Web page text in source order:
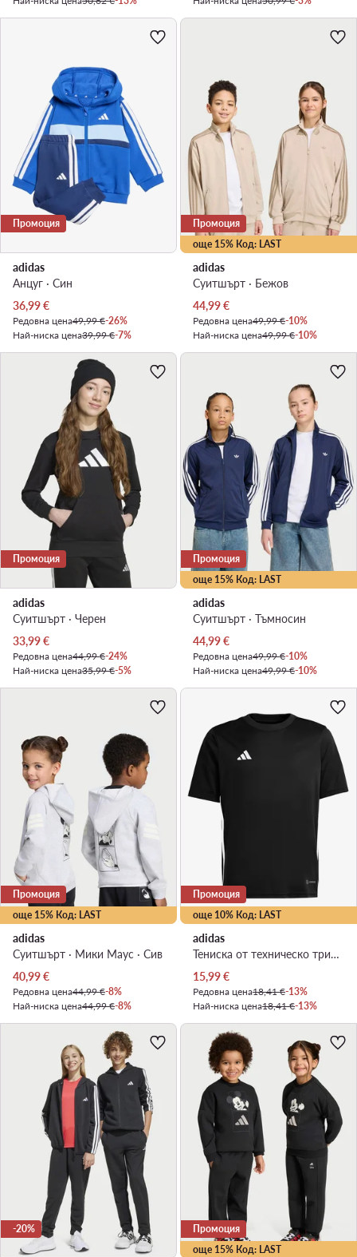
Промоция
adidas
Анцуг · Син
Актуална цена
36,99€
Редовна цена49,99 €-26%
Най-ниска цена39,99 €-7%
още 15% Код: LAST
Промоция
adidas
Суитшърт · Бежов
Актуална цена
44,99€
Редовна цена49,99 €-10%
Най-ниска цена49,99 €-10%
Промоция
adidas
Суитшърт · Черен
Актуална цена
33,99€
Редовна цена44,99 €-24%
Най-ниска цена35,99 €-5%
още 15% Код: LAST
Промоция
adidas
Суитшърт · Тъмносин
Актуална цена
44,99€
Редовна цена49,99 €-10%
Най-ниска цена49,99 €-10%
още 15% Код: LAST
Промоция
adidas
Суитшърт · Мики Маус · Сив
Актуална цена
40,99€
Редовна цена44,99 €-8%
Най-ниска цена44,99 €-8%
още 10% Код: LAST
Промоция
adidas
Тениска от техническо трико · Черен
Актуална цена
15,99€
Редовна цена18,41 €-13%
Най-ниска цена18,41 €-13%
-20%
още 15% Код: LAST
Промоция